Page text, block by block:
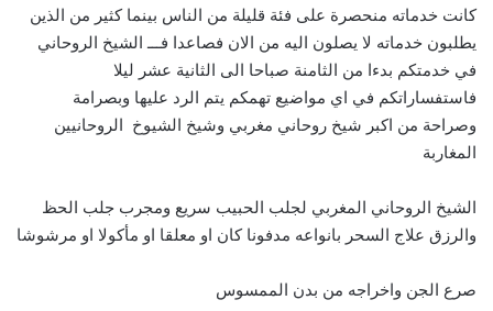
كانت خدماته منحصرة على فئة قليلة من الناس بينما كثير من الذين
يطلبون خدماته لا يصلون اليه من الان فصاعدا فـــ الشيخ الروحاني
في خدمتكم بدءا من الثامنة صباحا الى الثانية عشر ليلا
فاستفساراتكم في اي مواضيع تهمكم يتم الرد عليها وبصرامة
وصراحة من اكبر شيخ روحاني مغربي وشيخ الشيوخ الروحانيين
المغاربة
الشيخ الروحاني المغربي لجلب الحبيب سريع ومجرب جلب الحظ
والرزق علاج السحر بانواعه مدفونا كان او معلقا او مأكولا او مرشوشا
صرع الجن واخراجه من بدن الممسوس